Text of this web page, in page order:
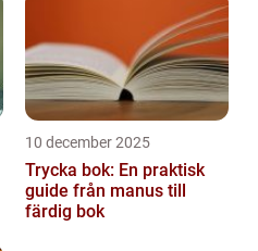
10 december 2025
Trycka bok: En praktisk
guide från manus till
färdig bok